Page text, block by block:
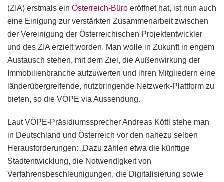
(ZIA) erstmals ein Österreich-Büro eröffnet hat, ist nun auch
eine Einigung zur verstärkten Zusammenarbeit zwischen
der Vereinigung der Österreichischen Projektentwickler
und des ZIA erzielt worden. Man wolle in Zukunft in engem
Austausch stehen, mit dem Ziel, die Außenwirkung der
Immobilienbranche aufzuwerten und ihren Mitgliedern eine
länderübergreifende, nutzbringende Netzwerk-Plattform zu
bieten, so die VÖPE via Aussendung.
Laut VÖPE-Präsidiumssprecher Andreas Köttl stehe man
in Deutschland und Österreich vor den nahezu selben
Herausforderungen: „Dazu zählen etwa die künftige
Stadtentwicklung, die Notwendigkeit von
Verfahrensbeschleunigungen, die Digitalisierung sowie